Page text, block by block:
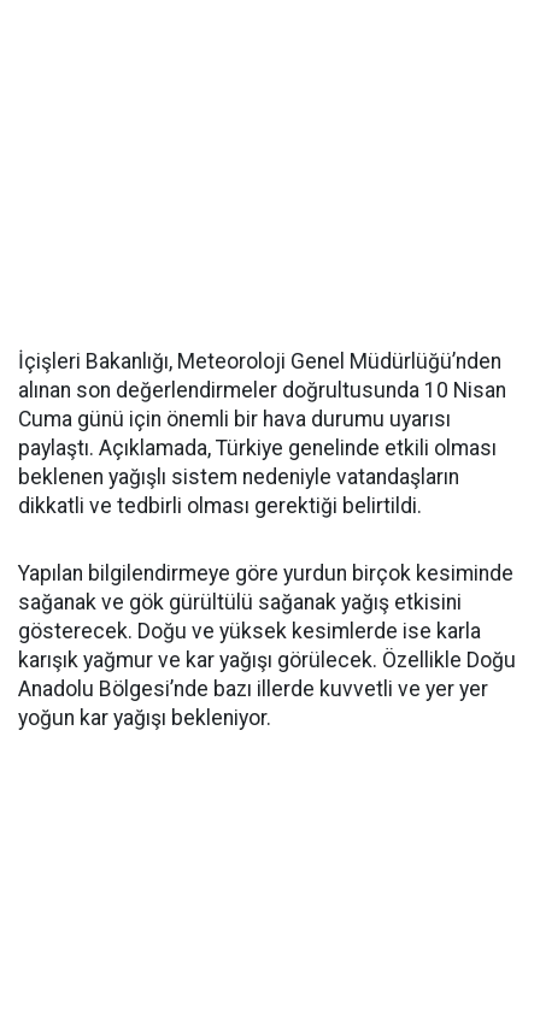
İçişleri Bakanlığı, Meteoroloji Genel Müdürlüğü’nden
alınan son değerlendirmeler doğrultusunda 10 Nisan
Cuma günü için önemli bir hava durumu uyarısı
paylaştı. Açıklamada, Türkiye genelinde etkili olması
beklenen yağışlı sistem nedeniyle vatandaşların
dikkatli ve tedbirli olması gerektiği belirtildi.
Yapılan bilgilendirmeye göre yurdun birçok kesiminde
sağanak ve gök gürültülü sağanak yağış etkisini
gösterecek. Doğu ve yüksek kesimlerde ise karla
karışık yağmur ve kar yağışı görülecek. Özellikle Doğu
Anadolu Bölgesi’nde bazı illerde kuvvetli ve yer yer
yoğun kar yağışı bekleniyor.